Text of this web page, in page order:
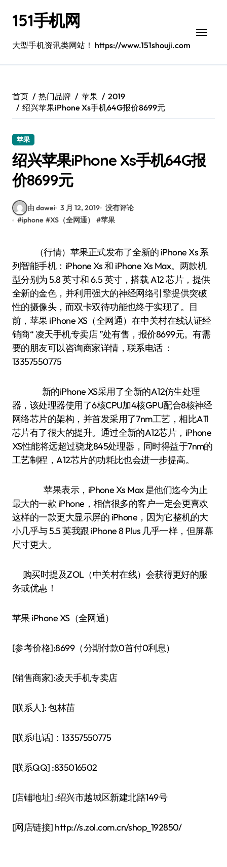
151手机网
大型手机资讯类网站！ https://www.151shouji.com
首页 热门品牌 苹果
2019
绍兴苹果iPhone Xs手机64G报价8699元
苹果
绍兴苹果iPhone Xs手机64G报
价8699元
由 dawei 3 月 12, 2019 没有评论
#iphone #XS（全网通） #苹果
（行情）苹果正式发布了全新的 iPhone Xs 系
列智能手机：iPhone Xs 和 iPhone Xs Max。两款机
型分别为 5.8 英寸和 6.5 英寸，搭载 A12 芯片，提供
全新的金色，并利用强大的神经网络引擎提供突破
性的摄像头，而双卡双待功能也终于实现了。目
前，苹果 iPhone XS（全网通）在中关村在线认证经
销商“ 凌天手机专卖店 ”处有售，报价8699元。有需
要的朋友可以咨询商家详情，联系电话 ：
13357550775
新的iPhone XS采用了全新的A12仿生处理
器，该处理器使用了6核CPU加4核GPU配合8核神经
网络芯片的架构，并首发采用了7nm工艺，相比A11
芯片有了很大的提升。通过全新的A12芯片，iPhone
XS性能将远超过骁龙845处理器，同时得益于7nm的
工艺制程，A12芯片的功耗比也会进一步提高。
苹果表示，iPhone Xs Max 是他们迄今为止
最大的一款 iPhone，相信很多的客户一定会更喜欢
这样的一款更大显示屏的 iPhone，因为它整机的大
小几乎与 5.5 英我跟 iPhone 8 Plus 几乎一样，但屏幕
尺寸更大。
购买时提及ZOL（中关村在线）会获得更好的服
务或优惠！
苹果 iPhone XS（全网通）
[参考价格]:8699（分期付款0首付0利息）
[销售商家]:凌天手机专卖店
[联系人]: 包林苗
[联系电话]：13357550775
[联系QQ] :835016502
[店铺地址] :绍兴市越城区新建北路149号
[网店链接] http://s.zol.com.cn/shop_192850/